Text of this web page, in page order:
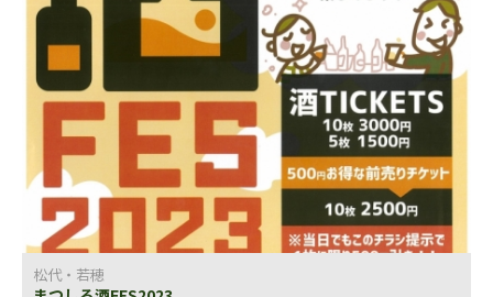
松代・若穂